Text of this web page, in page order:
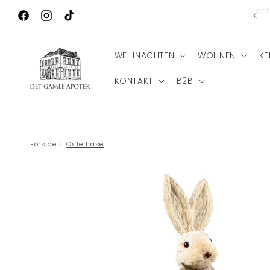
Direkt zum
InhaltFacebookInstagram
TikTok
Wilkommen zu Det Gamle Apotek
WEIHNACHTEN WOHNEN
KONTAKT B2B
Forside › Osterhase